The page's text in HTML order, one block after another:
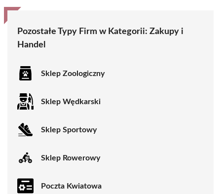
Pozostałe Typy Firm w Kategorii: Zakupy i
Handel
Sklep Zoologiczny
Sklep Wędkarski
Sklep Sportowy
Sklep Rowerowy
Poczta Kwiatowa